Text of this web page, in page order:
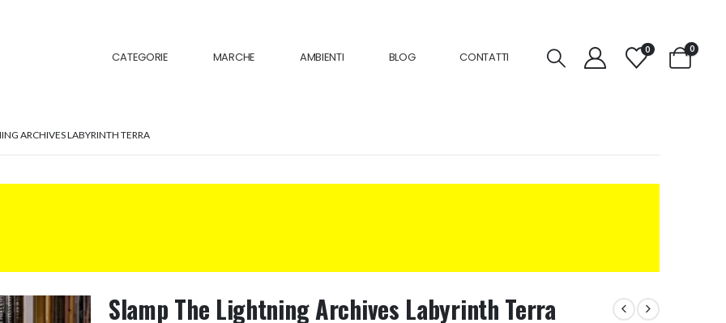
CATEGORIE MARCHE AMBIENTI BLOG CONTATTI
0 0
ARCHIVES LABYRINTH TERRA
Slamp The Lightning Archives Labyrinth Terra